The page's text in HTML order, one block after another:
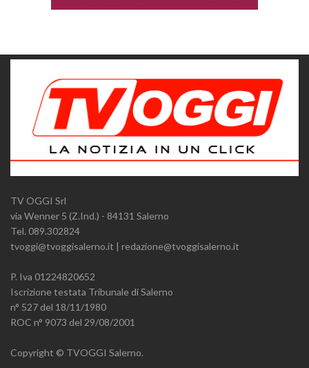
TV OGGI Srl
via Wenner 5 (Z.Ind.) - 84131 Salerno
Tel. 089.302824
tvoggi@tvoggisalerno.it | redazione@tvoggisalerno.it
P. Iva 01224820652
Iscrizione testata Tribunale di Salerno
n° 527 del 18/11/1980
ROC n° 9073 del 29/08/2001
Copyright © TVOGGI Salerno.